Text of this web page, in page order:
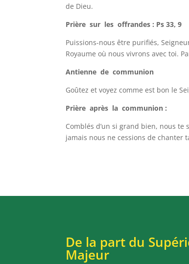
de Dieu.
Prière sur les offrandes : Ps 33, 9
Puissions-nous être purifiés,
Royaume où nous vivrons avec toi.
Antienne de communion
Goûtez et voyez comme est bon le
Prière après la communion :
Comblés d’un si grand bien, nous
jamais nous ne cessions de chanter
De la part du
Majeur